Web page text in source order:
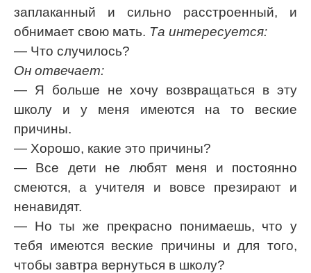
заплаканный и сильно расстроенный, и
обнимает свою мать. Та интересуется:
— Что случилось?
Он отвечает:
— Я больше не хочу возвращаться в эту
школу и у меня имеются на то веские
причины.
— Хорошо, какие это причины?
— Все дети не любят меня и постоянно
смеются, а учителя и вовсе презирают и
ненавидят.
— Но ты же прекрасно понимаешь, что у
тебя имеются веские причины и для того,
чтобы завтра вернуться в школу?